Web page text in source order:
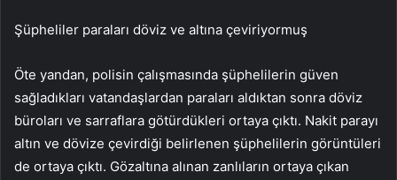
Şüpheliler paraları döviz ve altına çeviriyormuş
Öte yandan, polisin çalışmasında şüphelilerin güven
sağladıkları vatandaşlardan paraları aldıktan sonra döviz
büroları ve sarraflara götürdükleri ortaya çıktı. Nakit parayı
altın ve dövize çevirdiği belirlenen şüphelilerin görüntüleri
de ortaya çıktı. Gözaltına alınan zanlıların ortaya çıkan